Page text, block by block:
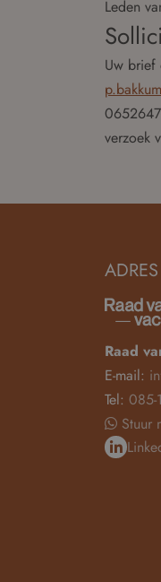
Leden
Uw brief
verzoek
Raad
E-mail:
Tel: 085-
Stuur